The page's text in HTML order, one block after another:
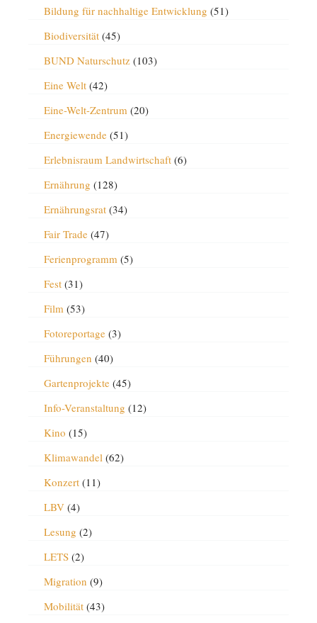
Bildung für nachhaltige Entwicklung (51)
Biodiversität(45)
BUND Naturschutz(103)
Eine Welt(42)
Eine-Welt-Zentrum(20)
Energiewende(51)
Erlebnisraum Landwirtschaft(6)
Ernährung (128)
Ernährungsrat(34)
Fair Trade(47)
Ferienprogramm(5)
Fest(31)
Film(53)
Fotoreportage(3)
Führungen (40)
Gartenprojekte(45)
Info-Veranstaltung (12)
Kino (15)
Klimawandel(62)
Konzert(11)
LBV(4)
Lesung (2)
LETS(2)
Migration (9)
Mobilität(43)